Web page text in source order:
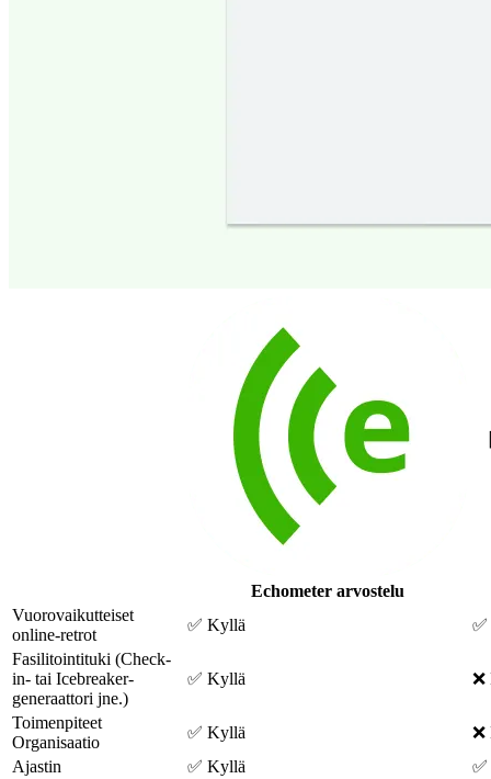
Echometer arvostelu
Vuorovaikutteiset
online-retrot
✅ Kyllä
Fasilitointituki (Check-
in- tai Icebreaker-
generaattori jne.)
✅ Kyllä ❌
Toimenpiteet
Organisaatio
✅ Kyllä
❌
Ajastin
✅ Kyllä